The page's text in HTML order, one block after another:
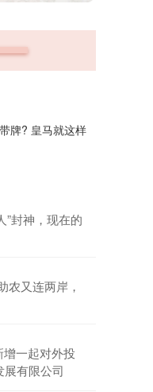
牌? 皇马就这样
”封神，现在的
农又连两岸，
增一起对外投
有限公司